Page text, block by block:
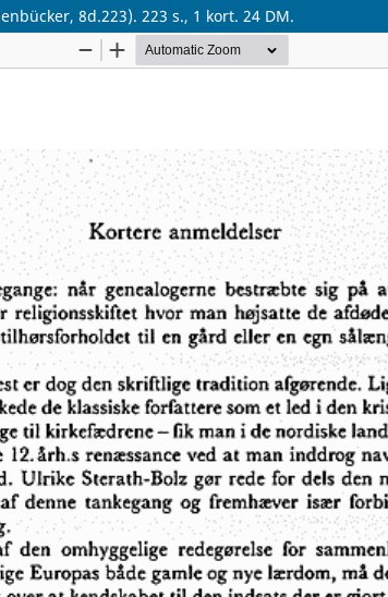
8d.223). 223 s., 1 kort. 24 DM.